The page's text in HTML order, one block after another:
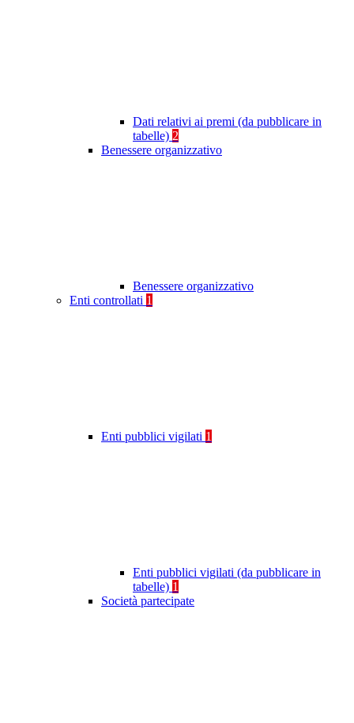
Dati relativi ai premi (da pubblicare in
tabelle) 2
Benessere organizzativo
Benessere organizzativo
Enti controllati 1
Enti pubblici vigilati 1
Enti pubblici vigilati (da pubblicare in
tabelle) 1
Società partecipate